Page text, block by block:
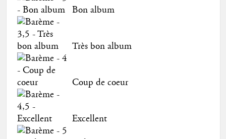
Bon album
Très bon album
Coup de coeur
Excellent